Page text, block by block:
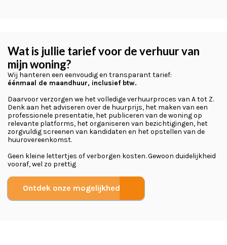
Wat is jullie tarief voor de verhuur van
mijn woning?
Wij hanteren een eenvoudig en transparant tarief:
éénmaal de maandhuur, inclusief btw.
Daarvoor verzorgen we het volledige verhuurproces van A tot Z.
Denk aan het adviseren over de huurprijs, het maken van een
professionele presentatie, het publiceren van de woning op
relevante platforms, het organiseren van bezichtigingen, het
zorgvuldig screenen van kandidaten en het opstellen van de
huurovereenkomst.
Geen kleine lettertjes of verborgen kosten. Gewoon duidelijkheid
vooraf, wel zo prettig
Ontdek onze mogelijkheden